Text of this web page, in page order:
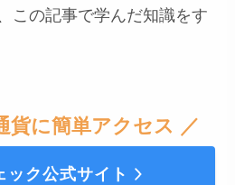
この記事で学んだ知識をす
貨に簡単アクセス ／
ック公式サイト